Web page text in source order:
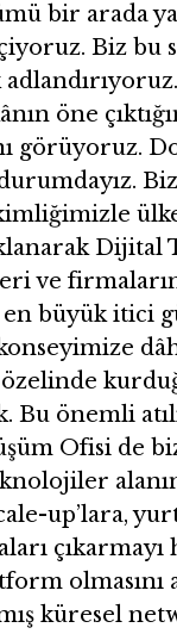
bir arada
Biz bu
öne
görüyoruz.
kimliğimizle
Dijital
ve
en büyük itici
özelinde
Bu önemli
Ofisi de
up’lara, yurt
olmasını
küresel